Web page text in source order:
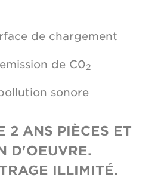
de chargement
de C02
sonore
2 ANS PIÈCES ET
D'OEUVRE.
ILLIMITÉ.